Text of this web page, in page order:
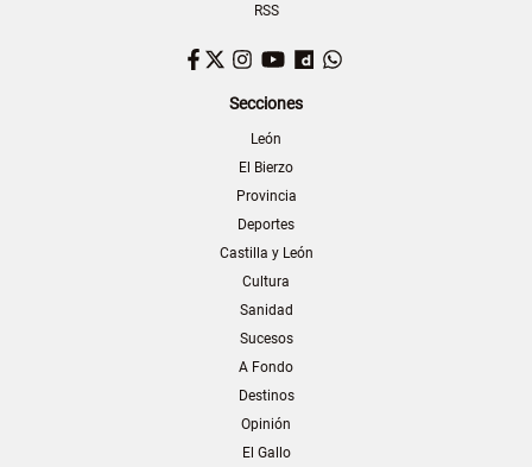
RSS
Facebook
TwitterInstagram
YouTubeDailymotion
Secciones
León
El Bierzo
Provincia
Deportes
Castilla y León
Cultura
Sanidad
Sucesos
A Fondo
Destinos
Opinión
El Gallo